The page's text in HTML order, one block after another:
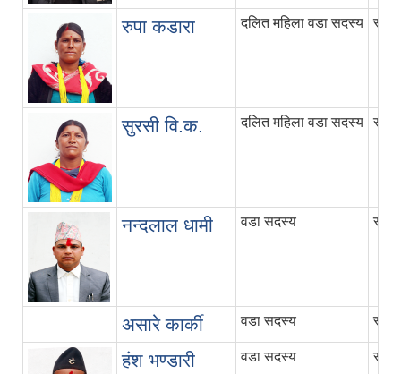
रुपा कडारा दलित महिला वडा सदस्य
सुरसी वि.क. दलित महिला वडा सदस्य
नन्दलाल धामी वडा सदस्य
असारे कार्की वडा सदस्य
हंश भण्डारी वडा सदस्य